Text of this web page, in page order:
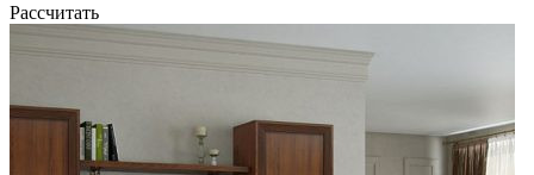
Рассчитать